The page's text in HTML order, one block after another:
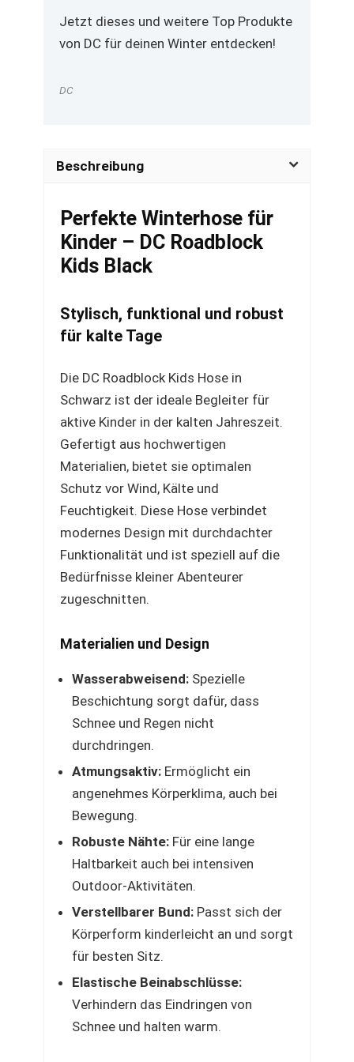
Jetzt dieses und weitere Top Produkte
von DC für deinen Winter entdecken!
DC
Beschreibung
Perfekte Winterhose für
Kinder – DC Roadblock
Kids Black
Stylisch, funktional und robust
für kalte Tage
Die DC Roadblock Kids Hose in
Schwarz ist der ideale Begleiter für
aktive Kinder in der kalten Jahreszeit.
Gefertigt aus hochwertigen
Materialien, bietet sie optimalen
Schutz vor Wind, Kälte und
Feuchtigkeit. Diese Hose verbindet
modernes Design mit durchdachter
Funktionalität und ist speziell auf die
Bedürfnisse kleiner Abenteurer
zugeschnitten.
Materialien und Design
Wasserabweisend: Spezielle
Beschichtung sorgt dafür, dass
Schnee und Regen nicht
durchdringen.
Atmungsaktiv: Ermöglicht ein
angenehmes Körperklima, auch bei
Bewegung.
Robuste Nähte: Für eine lange
Haltbarkeit auch bei intensiven
Outdoor-Aktivitäten.
Verstellbarer Bund: Passt sich der
Körperform kinderleicht an und sorgt
für besten Sitz.
Elastische Beinabschlüsse:
Verhindern das Eindringen von
Schnee und halten warm.